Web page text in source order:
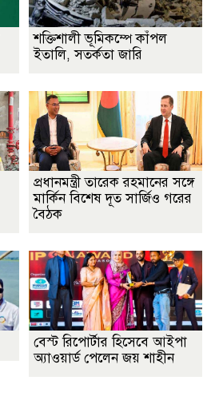
শক্তিশালী ভূমিকম্পে কাঁপল
ইতালি, সতর্কতা জারি
প্রধানমন্ত্রী তারেক রহমানের সঙ্গে
মার্কিন বিশেষ দূত সার্জিও গরের
বৈঠক
বেস্ট রিপোর্টার হিসেবে আইপা
অ্যাওয়ার্ড পেলেন জয় শাহীন